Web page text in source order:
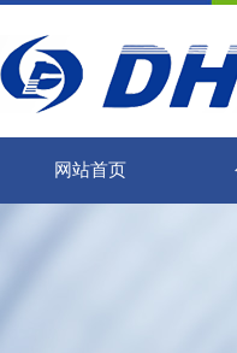
网站首页